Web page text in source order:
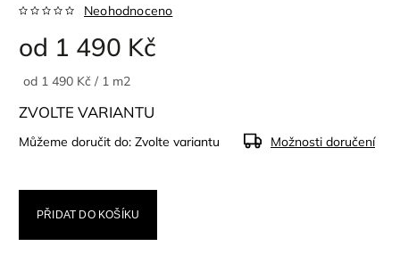
Neohodnoceno
od 1 490 Kč
od 1 490 Kč / 1 m2
ZVOLTE VARIANTU
Můžeme doručit do: Zvolte variantu Možnosti doručení
PŘIDAT DO KOŠÍKU